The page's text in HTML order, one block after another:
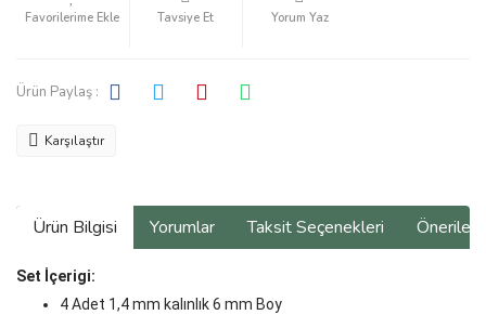
Tavsiye Et Yorum Yaz
Ürün Paylaş :
Karşılaştır
Ürün Bilgisi Yorumlar Taksit Seçenekleri
Set İçerigi:
4 Adet 1,4 mm kalınlık 6 mm Boy